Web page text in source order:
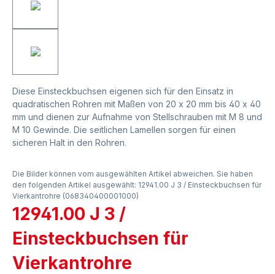
Diese Einsteckbuchsen eigenen sich für den Einsatz in
quadratischen Rohren mit Maßen von 20 x 20 mm bis 40 x 40
mm und dienen zur Aufnahme von Stellschrauben mit M 8 und
M 10 Gewinde. Die seitlichen Lamellen sorgen für einen
sicheren Halt in den Rohren.
Die Bilder können vom ausgewählten Artikel abweichen. Sie haben
den folgenden Artikel ausgewählt: 12941.00 J 3 / Einsteckbuchsen für
Vierkantrohre (068340400001000)
12941.00 J 3 /
Einsteckbuchsen für
Vierkantrohre